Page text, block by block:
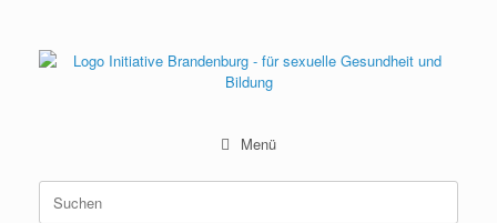
springen
Menü
Suchen
nach: